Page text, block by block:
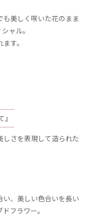
も美しく咲いた花のまま
ャル。
す。
』
しさを表現して造られた
い、美しい色合いを長い
フラワー。